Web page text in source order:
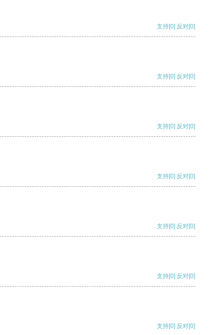
支持[0] 反对[0]
支持[0] 反对[0]
支持[0] 反对[0]
支持[0] 反对[0]
支持[0] 反对[0]
支持[0] 反对[0]
支持[0] 反对[0]